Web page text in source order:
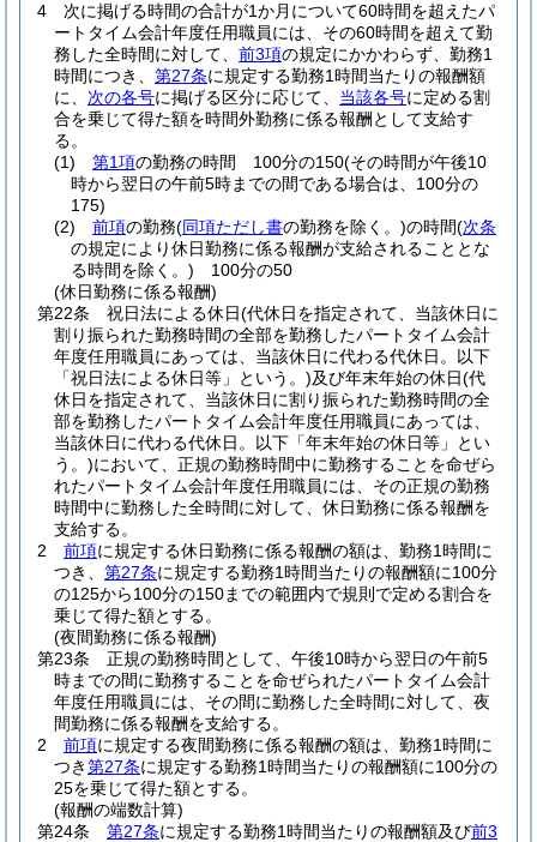
4
次に掲げる時間の合計が1か月について60時間を超えたパ
ートタイム会計年度任用職員には、その60時間を超えて勤
務した全時間に対して、 前3項の規定にかかわらず、勤務1
時間につき、 第27条に規定する勤務1時間当たりの報酬額
に、 次の各号に掲げる区分に応じて、 当該各号に定める割
合を乗じて得た額を時間外勤務に係る報酬として支給す
る。
(1)
第1項の勤務の時間 100分の150(その時間が午後10
時から翌日の午前5時までの間である場合は、100分の
175)
(2)
前項の勤務(同項ただし書の勤務を除く。)の時間(次条
の規定により休日勤務に係る報酬が支給されることとな
る時間を除く。) 100分の50
(休日勤務に係る報酬)
第22条
祝日法による休日(代休日を指定されて、当該休日に
割り振られた勤務時間の全部を勤務したパートタイム会計
年度任用職員にあっては、当該休日に代わる代休日。以下
「祝日法による休日等」という。)及び年末年始の休日(代
休日を指定されて、当該休日に割り振られた勤務時間の全
部を勤務したパートタイム会計年度任用職員にあっては、
当該休日に代わる代休日。以下「年末年始の休日等」とい
う。)において、正規の勤務時間中に勤務することを命ぜら
れたパートタイム会計年度任用職員には、その正規の勤務
時間中に勤務した全時間に対して、休日勤務に係る報酬を
支給する。
2
前項に規定する休日勤務に係る報酬の額は、勤務1時間に
つき、 第27条に規定する勤務1時間当たりの報酬額に100分
の125から100分の150までの範囲内で規則で定める割合を
乗じて得た額とする。
(夜間勤務に係る報酬)
第23条
正規の勤務時間として、午後10時から翌日の午前5
時までの間に勤務することを命ぜられたパートタイム会計
年度任用職員には、その間に勤務した全時間に対して、夜
間勤務に係る報酬を支給する。
2
前項に規定する夜間勤務に係る報酬の額は、勤務1時間に
つき第27条に規定する勤務1時間当たりの報酬額に100分の
25を乗じて得た額とする。
(報酬の端数計算)
第24条
第27条に規定する勤務1時間当たりの報酬額及び前3